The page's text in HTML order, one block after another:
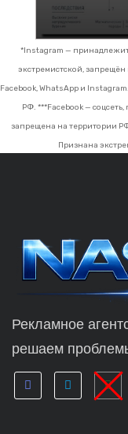
*Instagram —
экстремистской,
Facebook, WhatsApp и
РФ. ***Facebook —
запрещена на территории
Признана
Рекламное
решаем